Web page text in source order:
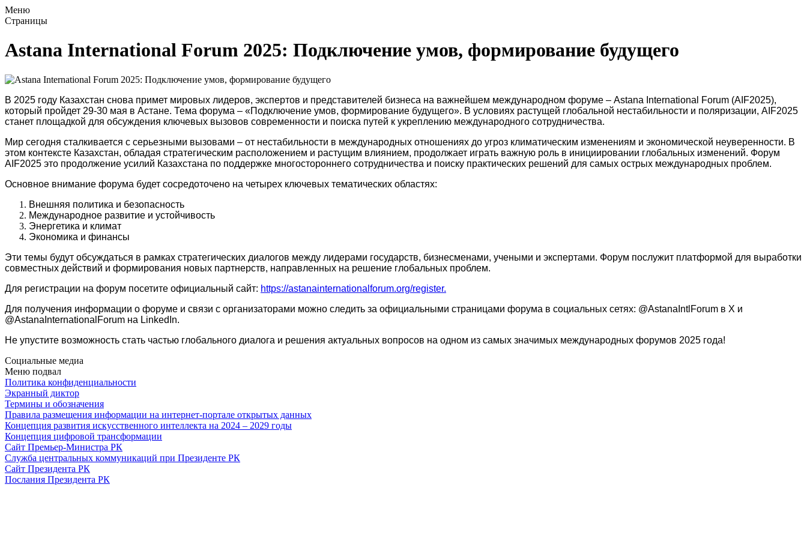
Меню
Страницы
Astana International Forum 2025: Подключение умов, формирование будущего
В 2025 году Казахстан снова примет мировых лидеров, экспертов и представителей бизнеса на важнейшем международном форуме – Astana International Forum (AIF2025),
который пройдет 29-30 мая в Астане. Тема форума – «Подключение умов, формирование будущего». В условиях растущей глобальной нестабильности и поляризации, AIF2025
станет площадкой для обсуждения ключевых вызовов современности и поиска путей к укреплению международного сотрудничества.
Мир сегодня сталкивается с серьезными вызовами – от нестабильности в международных отношениях до угроз климатическим изменениям и экономической неуверенности. В
этом контексте Казахстан, обладая стратегическим расположением и растущим влиянием, продолжает играть важную роль в инициировании глобальных изменений. Форум
AIF2025 это продолжение усилий Казахстана по поддержке многостороннего сотрудничества и поиску практических решений для самых острых международных проблем.
Основное внимание форума будет сосредоточено на четырех ключевых тематических областях:
Внешняя политика и безопасность
Международное развитие и устойчивость
Энергетика и климат
Экономика и финансы
Эти темы будут обсуждаться в рамках стратегических диалогов между лидерами государств, бизнесменами, учеными и экспертами. Форум послужит платформой для выработки
совместных действий и формирования новых партнерств, направленных на решение глобальных проблем.
Для регистрации на форум посетите официальный сайт: https://astanainternationalforum.org/register.
Для получения информации о форуме и связи с организаторами можно следить за официальными страницами форума в социальных сетях: @AstanaIntlForum в X и
@AstanaInternationalForum на LinkedIn.
Не упустите возможность стать частью глобального диалога и решения актуальных вопросов на одном из самых значимых международных форумов 2025 года!
Социальные медиа
Меню подвал
Политика конфиденциальности
Экранный диктор
Термины и обозначения
Правила размещения информации на интернет-портале открытых данных
Концепция развития искусственного интеллекта на 2024 – 2029 годы
Концепция цифровой трансформации
Сайт Премьер-Министра РК
Служба центральных коммуникаций при Президенте РК
Сайт Президента РК
Послания Президента РК